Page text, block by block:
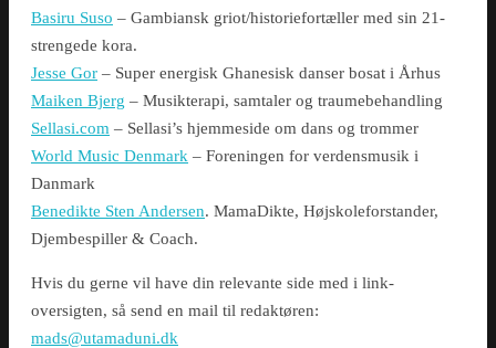
Basiru Suso – Gambiansk griot/historiefortæller med sin 21-
strengede kora.
Jesse Gor – Super energisk Ghanesisk danser bosat i Århus
Maiken Bjerg – Musikterapi, samtaler og traumebehandling
Sellasi.com – Sellasi’s hjemmeside om dans og trommer
World Music Denmark – Foreningen for verdensmusik i
Danmark
Benedikte Sten Andersen. MamaDikte, Højskoleforstander,
Djembespiller & Coach.
Hvis du gerne vil have din relevante side med i link-
oversigten, så send en mail til redaktøren:
mads@utamaduni.dk